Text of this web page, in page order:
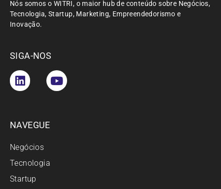
Nós somos o WITRI, o maior hub de conteúdo sobre Negócios,
Tecnologia, Startup, Marketing, Empreendedorismo e
Inovação.
SIGA-NOS
NAVEGUE
Negócios
Tecnologia
Startup